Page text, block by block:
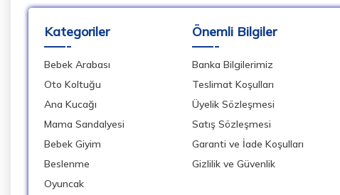
Kategoriler
Bebek Arabası
Oto Koltuğu
Ana Kucağı
Mama Sandalyesi
Bebek Giyim
Beslenme
Oyuncak
Önemli Bilgiler
Banka Bilgilerimiz
Teslimat Koşulları
Üyelik Sözleşmesi
Satış Sözleşmesi
Garanti ve İade Koşulları
Gizlilik ve Güvenlik